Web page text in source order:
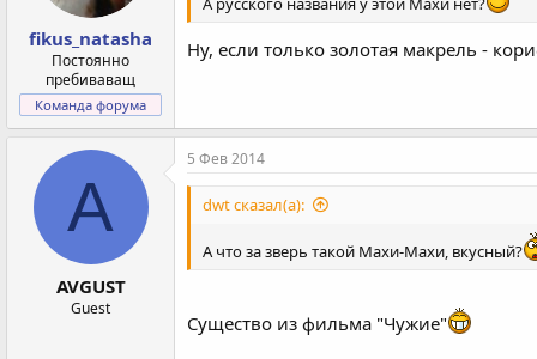
fikus_natasha
Постоянно
пребиваващ
Команда форума
Ну, если только золотая макрель -
A
AVGUST
Guest
5 Фев 2014
dwt сказал(а):
А что за зверь такой Махи-Махи, вкусный?
Существо из фильма "Чужие"